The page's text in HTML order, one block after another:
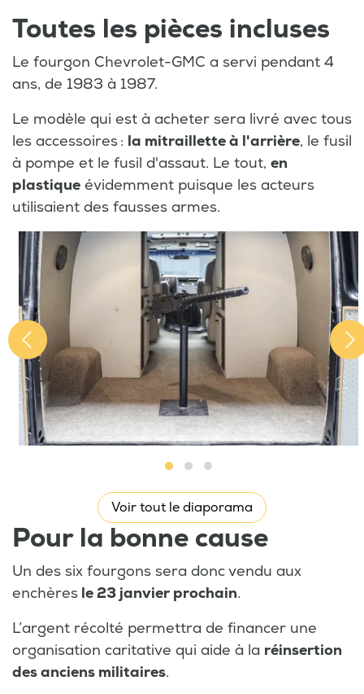
Toutes les pièces incluses
Le fourgon Chevrolet-GMC a servi pendant 4
ans, de 1983 à 1987.
Le modèle qui est à acheter sera livré avec tous
les accessoires : la mitraillette à l'arrière, le fusil
à pompe et le fusil d'assaut. Le tout, en
plastique évidemment puisque les acteurs
utilisaient des fausses armes.
Voir tout le diaporama
Pour la bonne cause
Un des six fourgons sera donc vendu aux
enchères le 23 janvier prochain.
L’argent récolté permettra de financer une
organisation caritative qui aide à la réinsertion
des anciens militaires.